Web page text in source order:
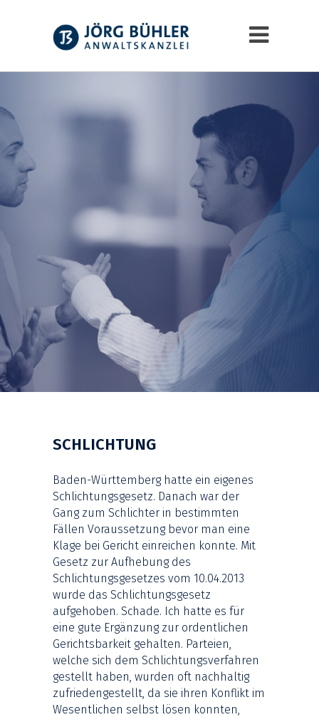
SCHLICHTUNG
Baden-Württemberg hatte ein eigenes
Schlichtungsgesetz. Danach war der
Gang zum Schlichter in bestimmten
Fällen Voraussetzung bevor man eine
Klage bei Gericht einreichen konnte. Mit
Gesetz zur Aufhebung des
Schlichtungsgesetzes vom 10.04.2013
wurde das Schlichtungsgesetz
aufgehoben. Schade. Ich hatte es für
eine gute Ergänzung zur ordentlichen
Gerichtsbarkeit gehalten. Parteien,
welche sich dem Schlichtungsverfahren
gestellt haben, wurden oft nachhaltig
zufriedengestellt, da sie ihren Konflikt im
Wesentlichen selbst lösen konnten,